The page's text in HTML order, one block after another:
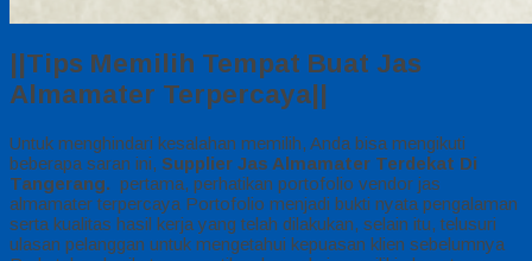
||Tips Memilih Tempat Buat Jas
Almamater Terpercaya||
Untuk menghindari kesalahan memilih, Anda bisa mengikuti
beberapa saran ini, Supplier Jas Almamater Terdekat Di
Tangerang. pertama, perhatikan portofolio vendor jas
almamater terpercaya Portofolio menjadi bukti nyata pengalaman
serta kualitas hasil kerja yang telah dilakukan, selain itu, telusuri
ulasan pelanggan untuk mengetahui kepuasan klien sebelumnya